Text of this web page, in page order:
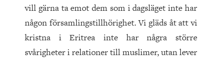
vill gärna ta emot dem som i dagsläget inte har
någon församlingstillhörighet. Vi gläds åt att vi
kristna i Eritrea inte har några större
svårigheter i relationer till muslimer, utan lever